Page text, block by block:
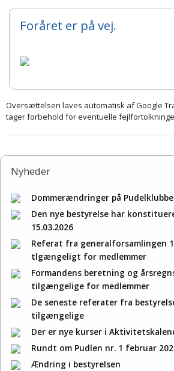
Foråret er på vej.
Oversættelsen laves automatisk af Google
tager forbehold for eventuelle
Nyheder
Dommerændringer på
Den nye bestyrelse har
15.03.2026
Referat fra generalforsamlingen
tlgængeligt for medlemmer
Formandens beretning og
tilgængelige for medlemmer
De seneste referater fra
tilgængelige
Der er nye kurser i
Rundt om Pudlen nr. 1 februar
Ændring i bestyrelsen